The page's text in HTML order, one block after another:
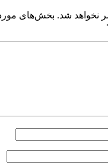
نخواهد شد. بخش‌های